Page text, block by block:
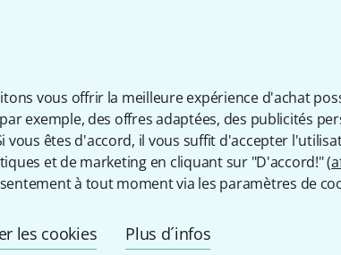
vous offrir la meilleure expérience d'achat
exemple, des offres adaptées, des publicités
vous êtes d'accord, il vous suffit d'accepter
et de marketing en cliquant sur "D'accord!" (
à tout moment via les paramètres de
les cookies Plus d´infos
que vous voyez ?
Aide et commentaires